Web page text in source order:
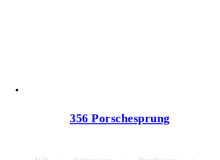
356 Porschesprung